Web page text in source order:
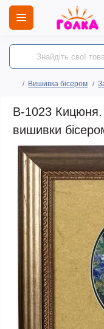
Вишивка бісером
B-1023
вишивки